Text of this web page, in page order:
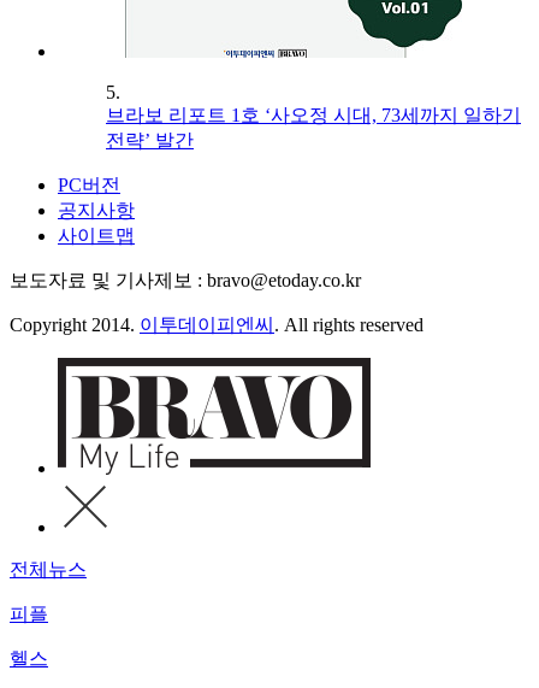
5.
브라보 리포트 1호 ‘사오정 시대, 73세까지 일하기
전략’ 발간
PC버전
공지사항
사이트맵
보도자료 및 기사제보 : bravo@etoday.co.kr
Copyright 2014. 이투데이피엔씨 . All rights reserved
전체뉴스
피플
헬스